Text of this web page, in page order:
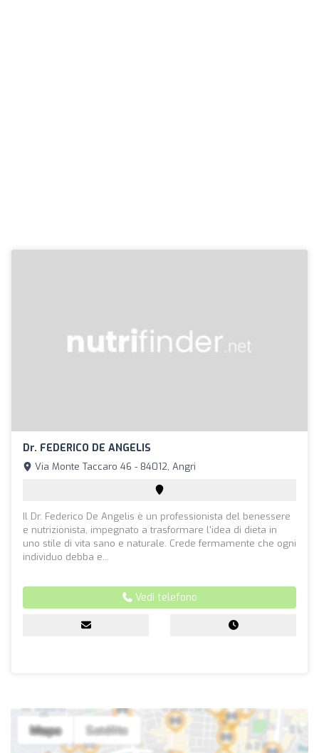
Dr. FEDERICO DE ANGELIS
Via Monte Taccaro 46 - 84012, Angri
Il Dr. Federico De Angelis è un professionista del benessere
e nutrizionista, impegnato a trasformare l'idea di dieta in
uno stile di vita sano e naturale. Crede fermamente che ogni
individuo debba e...
Vedi telefono